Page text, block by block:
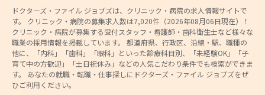
ドクターズ・ファイル ジョブズは、クリニック・病院の求人情報サイトで
す。 クリニック・病院の募集求人数は7,020件（2026年08月06日現在）！
クリニック・病院が募集する受付スタッフ・看護師・歯科衛生士など様々な
職業の採用情報を掲載しています。 都道府県、行政区、沿線・駅、職種の
他に、「内科」「歯科」「眼科」といった診療科目別、「未経験OK」「子
育て中の方歓迎」「土日祝休み」などの人気こだわり条件でも検索ができま
す。 あなたの就職・転職・仕事探しにドクターズ・ファイル ジョブズをぜ
ひご利用ください。